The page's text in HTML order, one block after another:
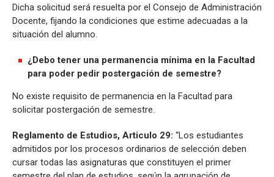
Dicha solicitud será resuelta por el Consejo de Administración
Docente, fijando la condiciones que estime adecuadas a la
situación del alumno.
¿Debo tener una permanencia mínima en la Facultad
para poder pedir postergación de semestre?
No existe requisito de permanencia en la Facultad para
solicitar postergación de semestre.
Reglamento de Estudios, Articulo 29: “Los estudiantes
admitidos por los procesos ordinarios de selección deben
cursar todas las asignaturas que constituyen el primer